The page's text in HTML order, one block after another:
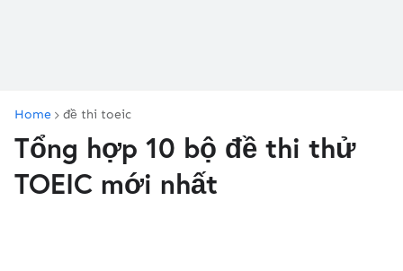
Home đề thi toeic
Tổng hợp 10 bộ đề thi thử
TOEIC mới nhất